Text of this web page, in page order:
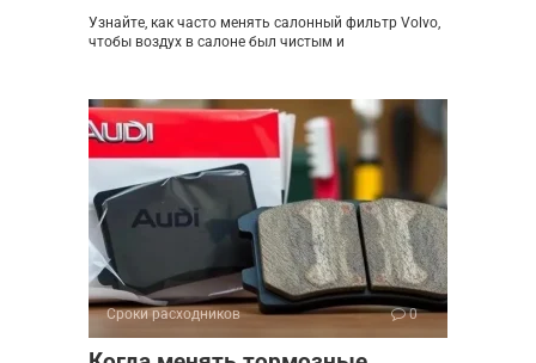
Узнайте, как часто менять салонный фильтр Volvo,
чтобы воздух в салоне был чистым и
Сроки расходников 0